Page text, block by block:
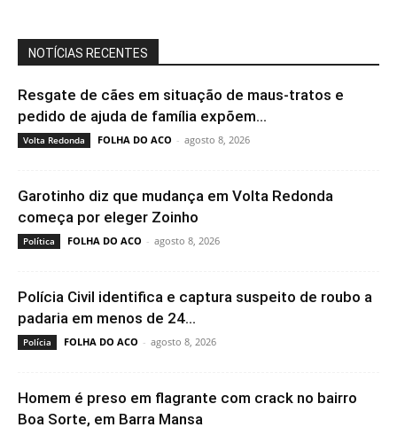
NOTÍCIAS RECENTES
Resgate de cães em situação de maus-tratos e
pedido de ajuda de família expõem...
Volta Redonda FOLHA DO ACO - agosto 8, 2026
Garotinho diz que mudança em Volta Redonda
começa por eleger Zoinho
Política FOLHA DO ACO - agosto 8, 2026
Polícia Civil identifica e captura suspeito de roubo a
padaria em menos de 24...
Polícia FOLHA DO ACO - agosto 8, 2026
Homem é preso em flagrante com crack no bairro
Boa Sorte, em Barra Mansa